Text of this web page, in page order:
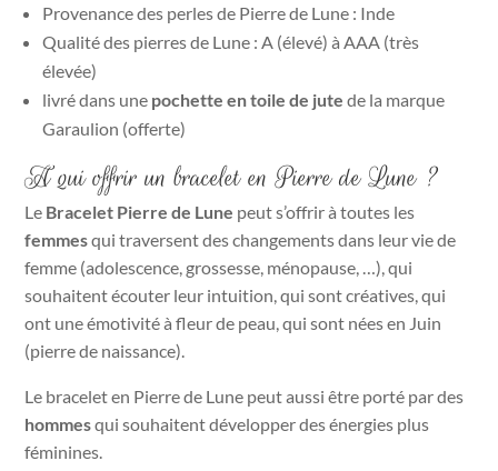
Provenance des perles de Pierre de Lune : Inde
Qualité des pierres de Lune : A (élevé) à AAA (très
élevée)
livré dans une pochette en toile de jute de la marque
Garaulion (offerte)
A qui offrir un bracelet en Pierre de Lune ?
Le Bracelet Pierre de Lune peut s’offrir à toutes les
femmesqui traversent des changements dans leur vie de
femme (adolescence, grossesse, ménopause, …), qui
souhaitent écouter leur intuition, qui sont créatives, qui
ont une émotivité à fleur de peau, qui sont nées en Juin
(pierre de naissance).
Le bracelet en Pierre de Lune peut aussi être porté par des
hommesqui souhaitent développer des énergies plus
féminines.